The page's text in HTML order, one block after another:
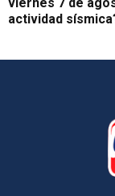
viernes 7 de
actividad